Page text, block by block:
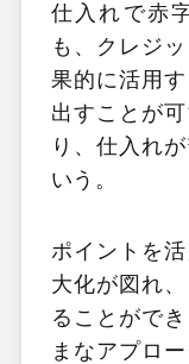
仕入れで赤
も、クレジ
果的に活用
出すことが
り、仕入れ
いう。
ポイントを
大化が図れ
ることがで
まなアプロ